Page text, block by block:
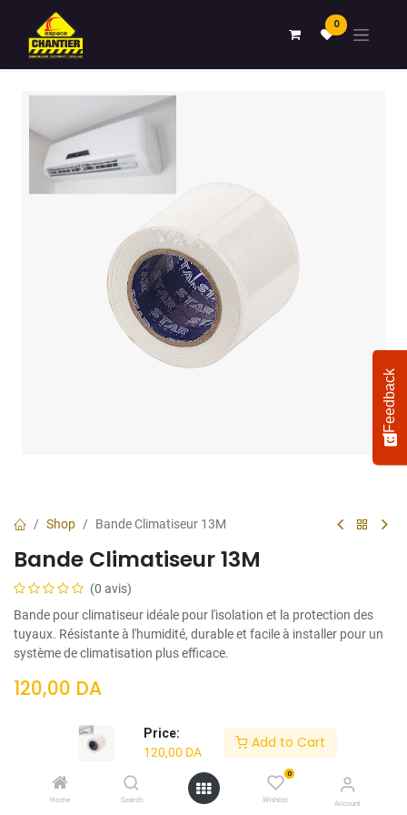
Price:
120,00 DA
Add to Cart
Home Search
0
Wishlist Account
0
Shop Bande Climatiseur 13M
Bande Climatiseur 13M
(0 avis)
Bande pour climatiseur idéale pour l'isolation et la protection des
tuyaux. Résistante à l'humidité, durable et facile à installer pour un
système de climatisation plus efficace.
120,00 DA
Ajouter Au
Acheter
Feedback
an
Not satisfied at all Very satisfied
Next